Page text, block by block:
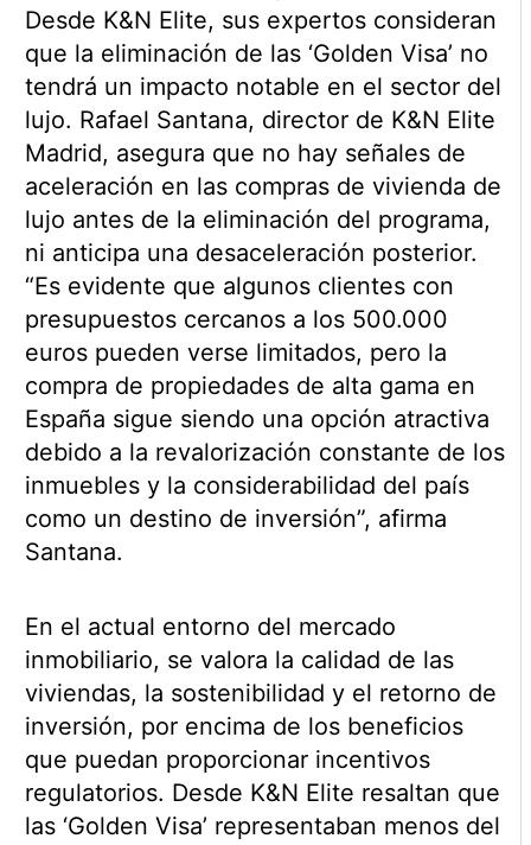
Desde K&N Elite, sus expertos consideran
que la eliminación de las ‘Golden Visa’ no
tendrá un impacto notable en el sector del
lujo. Rafael Santana, director de K&N Elite
Madrid, asegura que no hay señales de
aceleración en las compras de vivienda de
lujo antes de la eliminación del programa,
ni anticipa una desaceleración posterior.
“Es evidente que algunos clientes con
presupuestos cercanos a los 500.000
euros pueden verse limitados, pero la
compra de propiedades de alta gama en
España sigue siendo una opción atractiva
debido a la revalorización constante de los
inmuebles y la considerabilidad del país
como un destino de inversión”, afirma
Santana.
En el actual entorno del mercado
inmobiliario, se valora la calidad de las
viviendas, la sostenibilidad y el retorno de
inversión, por encima de los beneficios
que puedan proporcionar incentivos
regulatorios. Desde K&N Elite resaltan que
las ‘Golden Visa’ representaban menos del